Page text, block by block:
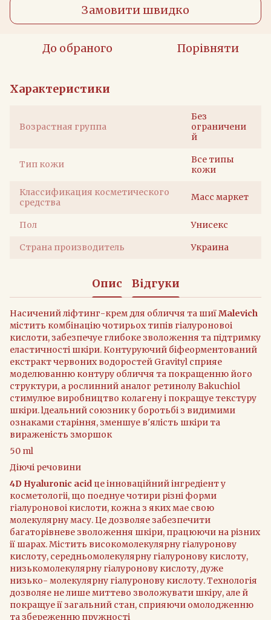
Замовити швидко
До обраного Порівняти
Характеристики
Возрастная группа
Без
ограничени
й
Тип кожи
Все типы
кожи
Классификация косметического
средства
Масс маркет
Пол Унисекс
Страна производитель Украина
Опис Відгуки
Насичений лiфтинг-крем для обличчя та шиїMalevich
мiстить комбiнацiю чотирьох типiв гiалуроновоi
кислоти, забезпечуе глибоке зволоження та пiдтримку
еластичностi шкiри. Контуруючий бiфеорментований
екстракт червоних водоростей Gravityl сприяе
моделюванню контуру обличчя та покращенню його
структури, а рослинний аналог ретинолу Bakuchiol
стимулюе виробництво колагену i покращуе текстуру
шкiри. lдеальний союзник у боротьбi з видимими
ознаками старiння, зменшуе в'ялiсть шкiри та
вираженiсть зморшок
50 ml
Діючі речовини
4D Hyaluronic acid це iнновацiйний iнгредiент у
косметологii, що поеднуе чотири рiзнi форми
гiалуроновоi кислоти, кожна з яких мае свою
молекулярну масу. Це дозволяе забезпечити
багаторiвневе зволоження шкiри, працюючи на рiзних
iї шарах. Мiстить високомолекулярну гiалуронову
кислоту, середньомолекулярну гiалуронову кислоту,
низькомолекулярну гiалуронову кислоту, дуже
низько- молекулярну гiалуронову кислоту. Технологiя
дозволяе не лише миттево зволожувати шкiру, але й
покращуе iї загальний стан, сприяючи омолодженню
та збереженню пружностi